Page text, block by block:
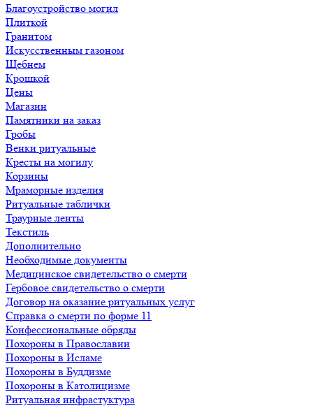
Благоустройство могил
Плиткой
Гранитом
Искусственным газоном
Щебнем
Крошкой
Цены
Магазин
Памятники на заказ
Гробы
Венки ритуальные
Кресты на могилу
Корзины
Мраморные изделия
Ритуальные таблички
Траурные ленты
Текстиль
Дополнительно
Необходимые документы
Медицинское свидетельство о смерти
Гербовое свидетельство о смерти
Договор на оказание ритуальных услуг
Справка о смерти по форме 11
Конфессиональные обряды
Похороны в Православии
Похороны в Исламе
Похороны в Буддизме
Похороны в Католицизме
Ритуальная инфрастуктура